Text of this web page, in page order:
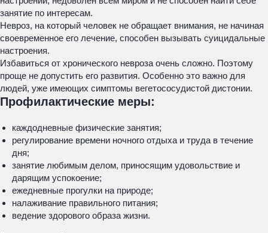
занятие по интересам.
Невроз, на который человек не обращает внимания, не начиная
своевременное его лечение, способен вызывать суицидальные
настроения.
Избавиться от хронического невроза очень сложно. Поэтому
проще не допустить его развития. Особенно это важно для
людей, уже имеющих симптомы вегетососудистой дистонии.
Профилактические меры:
каждодневные физические занятия;
регулирование времени ночного отдыха и труда в течение
дня;
занятие любимым делом, приносящим удовольствие и
дарящим успокоение;
ежедневные прогулки на природе;
налаживание правильного питания;
ведение здорового образа жизни.